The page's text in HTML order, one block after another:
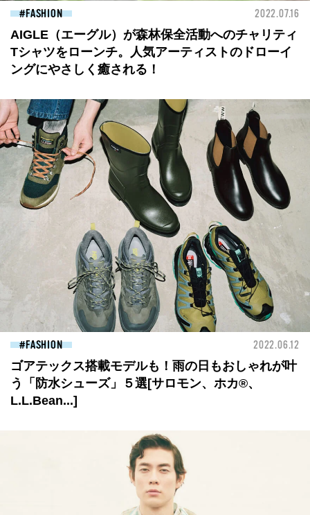
FASHION 2022.07.16
AIGLE（エーグル）が森林保全活動へのチャリティ
Tシャツをローンチ。人気アーティストのドローイ
ングにやさしく癒される！
FASHION 2022.06.12
ゴアテックス搭載モデルも！雨の日もおしゃれが叶
う「防水シューズ」５選[サロモン、ホカ®、
L.L.Bean...]